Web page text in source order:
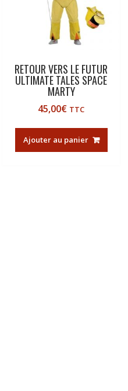
RETOUR VERS LE FUTUR
ULTIMATE TALES SPACE
MARTY
45,00€ TTC
Ajouter au panier